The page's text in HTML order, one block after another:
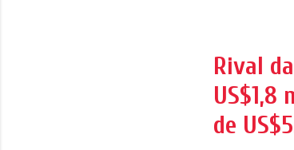
Rival
de